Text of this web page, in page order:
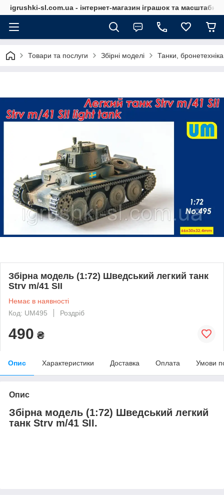
igrushki-sl.com.ua - інтернет-магазин іграшок та
Товари та послуги Збірні моделі Танки,
Збірна модель (1:72) Шведський легкий танк
Strv m/41 SII
Немає в наявності
Код: UM495
Роздріб
490 ₴
Опис Характеристики Доставка Оплата Умови
Опис
Збірна модель (1:72) Шведський легкий
танк Strv m/41 SII.